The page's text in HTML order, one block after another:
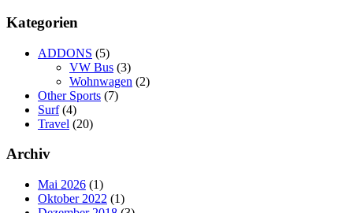
Kategorien
ADDONS (5)
VW Bus (3)
Wohnwagen (2)
Other Sports (7)
Surf(4)
Travel (20)
Archiv
Mai 2026 (1)
Oktober 2022 (1)